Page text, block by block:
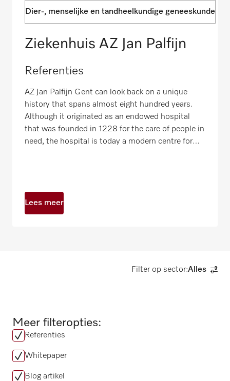
Dier-, menselijke en tandheelkundige geneeskunde
Ziekenhuis AZ Jan Palfijn
Referenties
AZ Jan Palfijn Gent can look back on a unique
history that spans almost eight hundred years.
Although it originated as an endowed hospital
that was founded in 1228 for the care of people in
need, the hospital is today a modern centre for
Lees meer
Filter op sector:Alles
Meer filteropties:
Referenties
Whitepaper
Blog artikel